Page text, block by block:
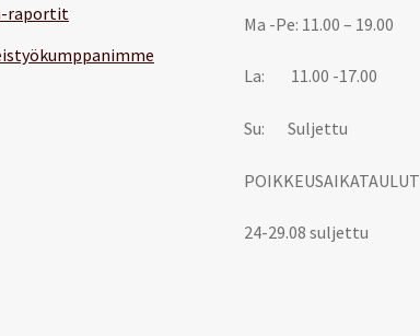
raportit
Ma -Pe: 11.00 – 19.00
La: 11.00 -17.00
Su: Suljettu
POIKKEUSAIKATAULUT
24-29.08 suljettu